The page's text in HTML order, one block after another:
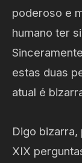
poderoso e
humano ter
estas duas
atual é
Digo
XIX